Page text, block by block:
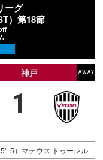
ーグ
）第18節
AWAY
神戸
1
）マテウス トゥーレル